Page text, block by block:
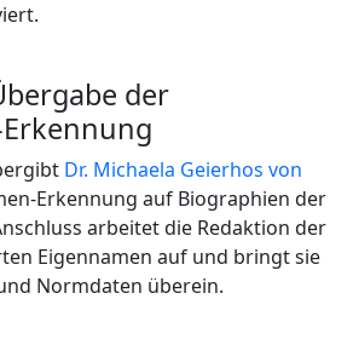
der
Dr. Michaela Geierhos von
Erkennung auf Biographien der
arbeitet die Redaktion der
Eigennamen auf und bringt sie
Normdaten überein.